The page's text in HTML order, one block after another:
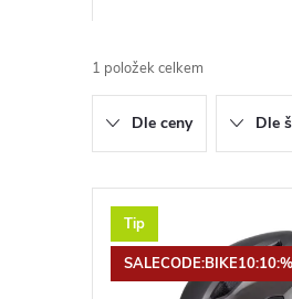
a
z
e
n
1 položek celkem
Dle ceny Dle
V
ý
Tip
SALECODE:BIKE10:10:%